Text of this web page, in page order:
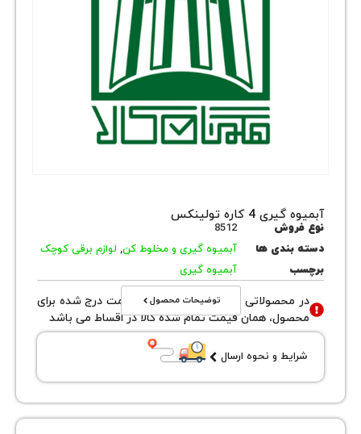
4 کاره تولینکس
8512
ها
آبمیوه گیری و مخلوط کن,لوازم برقی کوچک
آبمیوه گیری
توضیحات محصول
محصولاتی با نوع فروش اقساطی قیمت درج شده برای
همان قیمت تمام شده کالا در اقساط می باشد
و نحوه ارسال